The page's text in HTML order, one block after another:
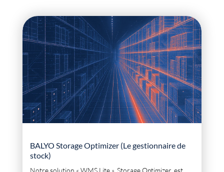
BALYO Storage Optimizer (Le gestionnaire de
stock)
Notre solution « WMS Lite », Storage Optimizer, est